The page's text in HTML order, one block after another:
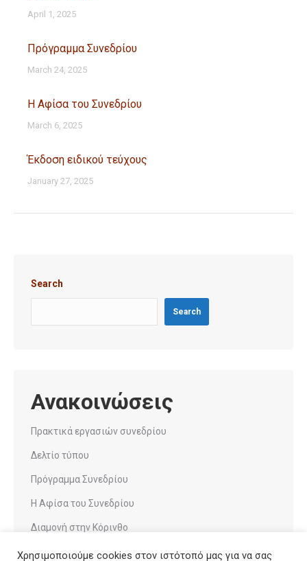
April 1, 2025
Πρόγραμμα Συνεδρίου
March 24, 2025
Η Αφίσα του Συνεδρίου
March 6, 2025
Έκδοση ειδικού τεύχους
January 27, 2025
Search
Search
Ανακοινώσεις
Πρακτικά εργασιών συνεδρίου
Δελτίο τύπου
Πρόγραμμα Συνεδρίου
Η Αφίσα του Συνεδρίου
Διαμονή στην Κόρινθο
Χρησιμοποιούμε cookies στον ιστότοπό μας για να σας